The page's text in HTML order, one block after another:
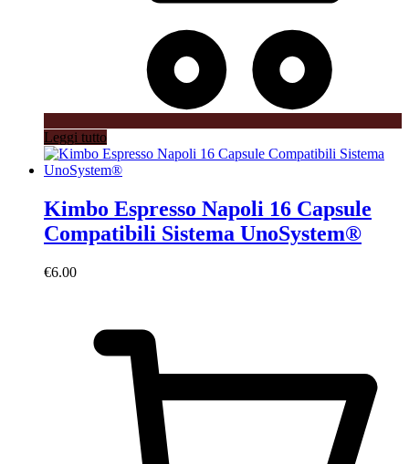
Leggi tutto
Kimbo Espresso Napoli 16 Capsule
Compatibili Sistema UnoSystem®
€6.00